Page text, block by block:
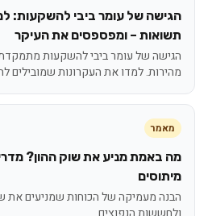
הגישה של עומר ביבי להשקעות:
תשואות – ומפספסים את העיקר
הגישה של עומר ביבי להשקעות
מהירות. למדו את העקרונות שמובילים
מאמר
מה באמת מניע את שוק ההון?
מיתוסים
הבנה מעמיקה של הכוחות שמניעים את